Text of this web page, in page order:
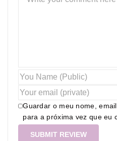
Guardar o meu nome,
para a próxima vez que eu